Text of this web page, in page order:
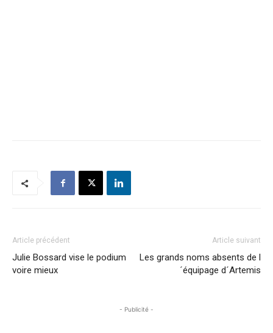
Article précédent
Julie Bossard vise le podium
voire mieux
Article suivant
Les grands noms absents de l
´équipage d´Artemis
- Publicité -